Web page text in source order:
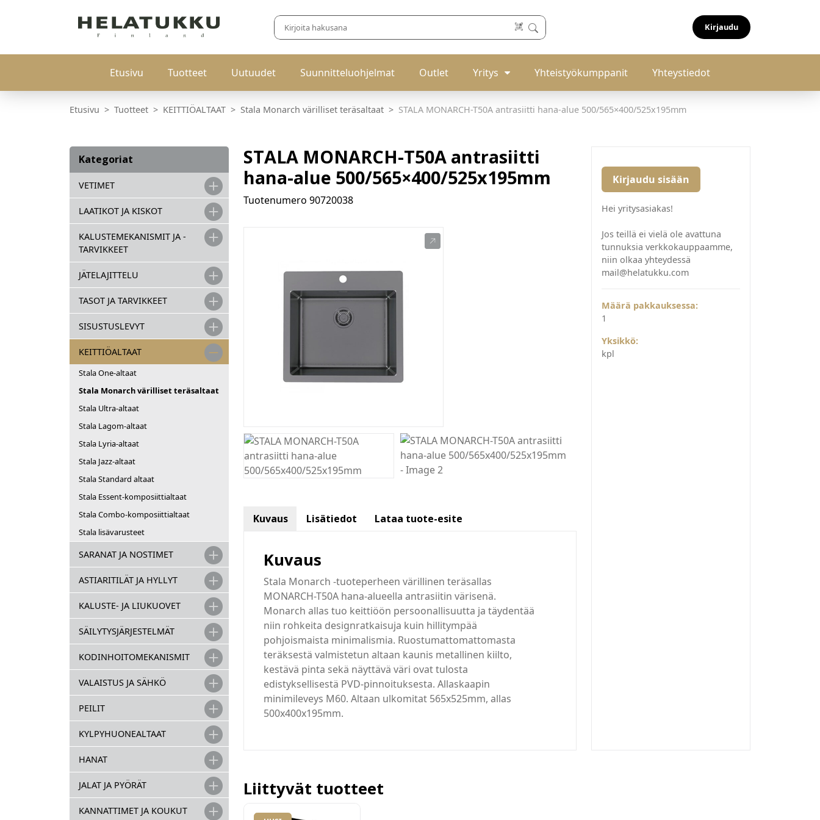
Kirjaudu
Etusivu Tuotteet Uutuudet Suunnitteluohjelmat Outlet Yritys Yhteistyökumppanit Yhteystiedot
Etusivu Tuotteet KEITTIÖALTAAT Stala Monarch värilliset teräsaltaat STALA MONARCH-T50A antrasiitti hana-alue 500/565×400/525x195mm
Kategoriat
VETIMET
LAATIKOT JA KISKOT
KALUSTEMEKANISMIT JA -
TARVIKKEET
JÄTELAJITTELU
TASOT JA TARVIKKEET
SISUSTUSLEVYT
KEITTIÖALTAAT
Stala One-altaat
Stala Monarch värilliset teräsaltaat
Stala Ultra-altaat
Stala Lagom-altaat
Stala Lyria-altaat
Stala Jazz-altaat
Stala Standard altaat
Stala Essent-komposiittialtaat
Stala Combo-komposiittialtaat
Stala lisävarusteet
SARANAT JA NOSTIMET
ASTIARITILÄT JA HYLLYT
KALUSTE- JA LIUKUOVET
SÄILYTYSJÄRJESTELMÄT
KODINHOITOMEKANISMIT
VALAISTUS JA SÄHKÖ
PEILIT
KYLPYHUONEALTAAT
HANAT
JALAT JA PYÖRÄT
KANNATTIMET JA KOUKUT
STALA MONARCH-T50A antrasiitti
hana-alue 500/565×400/525x195mm
Tuotenumero 90720038
Kuvaus Lisätiedot Lataa tuote-esite
Kuvaus
Stala Monarch -tuoteperheen värillinen teräsallas
MONARCH-T50A hana-alueella antrasiitin värisenä.
Monarch allas tuo keittiöön persoonallisuutta ja täydentää
niin rohkeita designratkaisuja kuin hillitympää
pohjoismaista minimalismia. Ruostumattomattomasta
teräksestä valmistetun altaan kaunis metallinen kiilto,
kestävä pinta sekä näyttävä väri ovat tulosta
edistyksellisestä PVD-pinnoituksesta. Allaskaapin
minimileveys M60. Altaan ulkomitat 565x525mm, allas
500x400x195mm.
Kirjaudu sisään
Hei yritysasiakas!
Jos teillä ei vielä ole avattuna
tunnuksia verkkokauppaamme,
niin olkaa yhteydessä
mail@helatukku.com
Määrä pakkauksessa:
1
Yksikkö:
kpl
Liittyvät tuotteet